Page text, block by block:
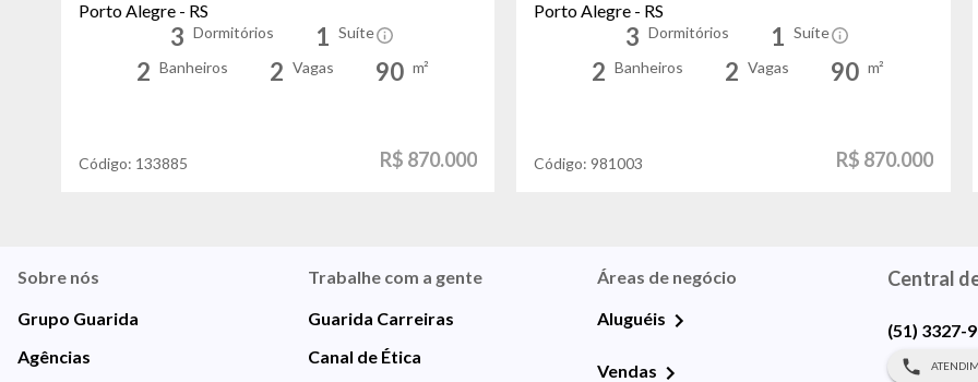
Porto Alegre - RS
3 Dormitórios 1 Suíte
2 Banheiros 2 Vagas 90 m²
Código: 133885 R$ 870.000
Porto Alegre - RS
3 Dormitórios 1 Suíte
2 Banheiros 2 Vagas 90 m²
Código:981003 R$ 870.000
Sobre nós
Grupo Guarida
Agências
Trabalhe com a gente
Guarida Carreiras
Canal de Ética
Áreas de negócio
Aluguéis
Vendas
Central
(51) 3327-